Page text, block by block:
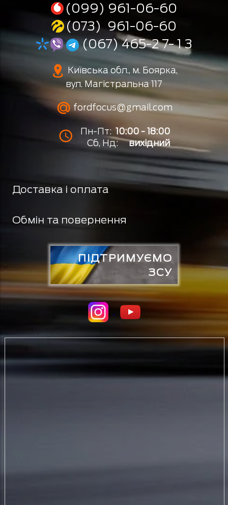
(099) 961-06-60
(073) 961-06-60
(067) 465-2 7- 1 3
Київська обл., м. Боярка,
вул. Магістральна 117
fordfocus@gmail.com
Пн-Пт: 10:00 - 18:00
Сб, Нд:
вихідний
Доставка і оплата
Обмін та повернення
ПІДТРИМУЄМО
ЗСУ